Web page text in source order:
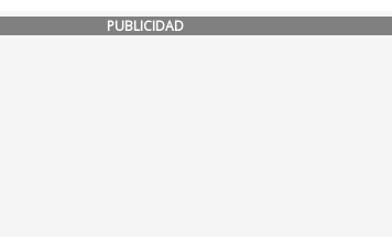
PUBLICIDAD